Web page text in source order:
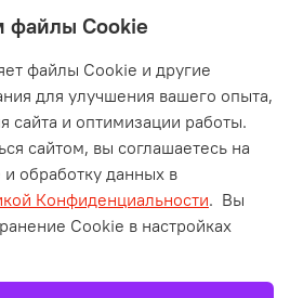
файлы Cookie
файлы Cookie и другие
для улучшения вашего опыта,
сайта и оптимизации работы.
сайтом, вы соглашаетесь на
обработку данных в
Конфиденциальности. Вы
Cookie в настройках